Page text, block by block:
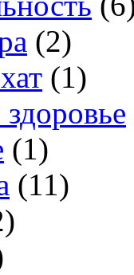
(2)
(1)
(1)
(11)